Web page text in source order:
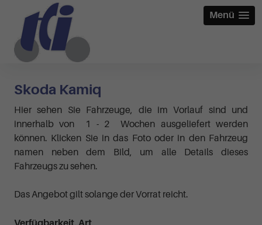
Menü
Skoda Kamiq
Hier sehen Sie Fahrzeuge, die im Vorlauf sind und
innerhalb von 1 - 2 Wochen ausgeliefert werden
können. Klicken Sie in das Foto oder in den Fahrzeug
namen neben dem Bild, um alle Details dieses
Fahrzeugs zu sehen.
Das Angebot gilt solange der Vorrat reicht.